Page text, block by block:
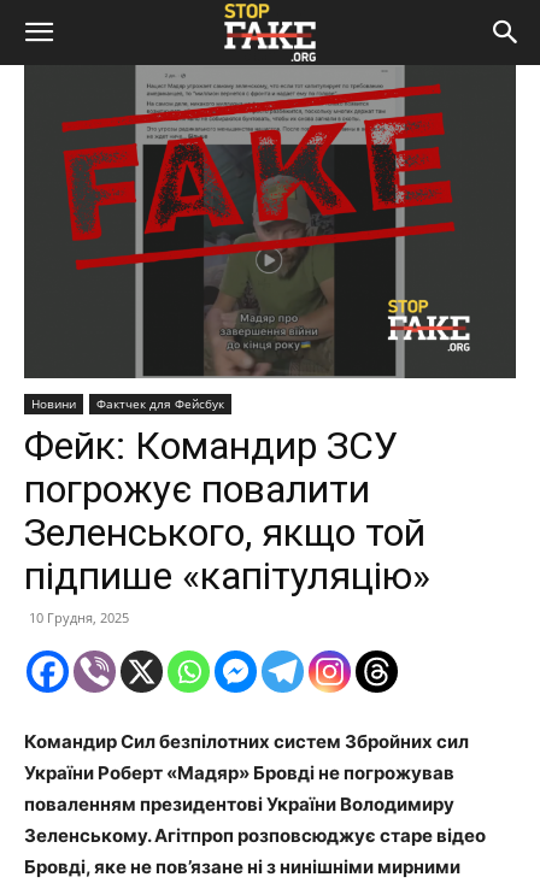
Новини Фактчек для Фейсбук
Фейк: Командир ЗСУ
погрожує повалити
Зеленського, якщо той
підпише «капітуляцію»
10 Грудня, 2025
Командир Сил безпілотних систем Збройних сил
України Роберт «Мадяр» Бровді не погрожував
поваленням президентові України Володимиру
Зеленському. Агітпроп розповсюджує старе відео
Бровді, яке не пов’язане ні з нинішніми мирними